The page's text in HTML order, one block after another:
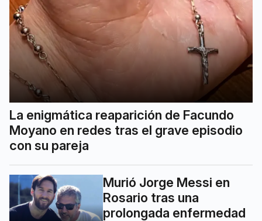
La enigmática reaparición de Facundo
Moyano en redes tras el grave episodio
con su pareja
Murió Jorge Messi en
Rosario tras una
prolongada enfermedad